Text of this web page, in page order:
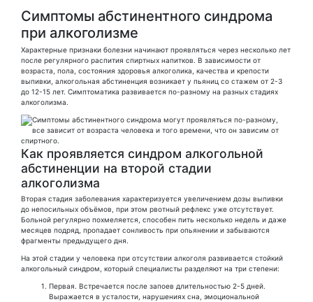
Симптомы абстинентного синдрома
при алкоголизме
Характерные признаки болезни начинают проявляться через несколько лет
после регулярного распития спиртных напитков. В зависимости от
возраста, пола, состояния здоровья алкоголика, качества и крепости
выпивки, алкогольная абстиненция возникает у пьяниц со стажем от 2-3
до 12-15 лет. Симптоматика развивается по-разному на разных стадиях
алкоголизма.
Как проявляется синдром алкогольной
абстиненции на второй стадии
алкоголизма
Вторая стадия заболевания характеризуется увеличением дозы выпивки
до непосильных объёмов, при этом рвотный рефлекс уже отсутствует.
Больной регулярно похмеляется, способен пить несколько недель и даже
месяцев подряд, пропадает сонливость при опьянении и забываются
фрагменты предыдущего дня.
На этой стадии у человека при отсутствии алкоголя развивается стойкий
алкогольный синдром, который специалисты разделяют на три степени:
Первая. Встречается после запоев длительностью 2-5 дней.
Выражается в усталости, нарушениях сна, эмоциональной